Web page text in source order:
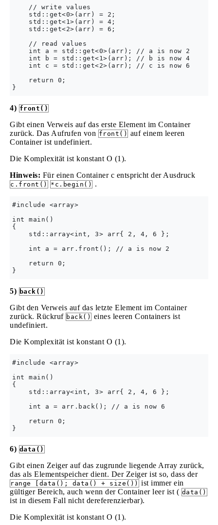
    // write values
    std::get<0>(arr) = 2;
    std::get<1>(arr) = 4;
    std::get<2>(arr) = 6;
    // read values
    int a = std::get<0>(arr); // a is now 2
    int b = std::get<1>(arr); // b is now 4
    int c = std::get<2>(arr); // c is now 6
    return 0;
4) front()
Gibt einen Verweis auf das erste Element im Container
zurück. Das Aufrufen von front() auf einem leeren
Container ist undefiniert.
Die Komplexität ist konstant O (1).
Hinweis: Für einen Container c entspricht der Ausdruck
c.front() *c.begin() .
#include <array>
int main()
{
    std::array<int, 3> arr{ 2, 4, 6 };
    int a = arr.front(); // a is now 2
    return 0;
5) back()
Gibt den Verweis auf das letzte Element im Container
zurück. Rückruf back() eines leeren Containers ist
undefiniert.
Die Komplexität ist konstant O (1).
#include <array>
int main()
{
    std::array<int, 3> arr{ 2, 4, 6 };
    int a = arr.back(); // a is now 6
    return 0;
6) data()
Gibt einen Zeiger auf das zugrunde liegende Array zurück,
das als Elementspeicher dient. Der Zeiger ist so, dass der
range [data(); data() + size()) ist immer ein
gültiger Bereich, auch wenn der Container leer ist ( data()
ist in diesem Fall nicht dereferenzierbar).
Die Komplexität ist konstant O (1).